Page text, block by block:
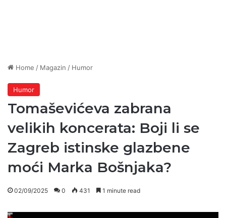
Home / Magazin / Humor
Humor
Tomaševićeva zabrana
velikih koncerata: Boji li se
Zagreb istinske glazbene
moći Marka Bošnjaka?
02/09/2025 0 431 1 minute read